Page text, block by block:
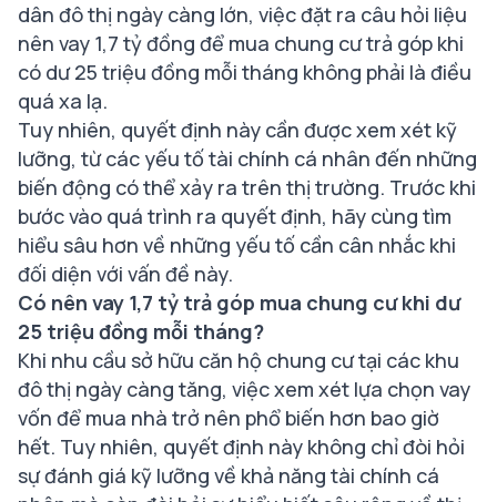
dân đô thị ngày càng lớn, việc đặt ra câu hỏi liệu
nên vay 1,7 tỷ đồng để mua chung cư trả góp khi
có dư 25 triệu đồng mỗi tháng không phải là điều
quá xa lạ.
Tuy nhiên, quyết định này cần được xem xét kỹ
lưỡng, từ các yếu tố tài chính cá nhân đến những
biến động có thể xảy ra trên thị trường. Trước khi
bước vào quá trình ra quyết định, hãy cùng tìm
hiểu sâu hơn về những yếu tố cần cân nhắc khi
đối diện với vấn đề này.
Có nên vay 1,7 tỷ trả góp mua chung cư khi dư
25 triệu đồng mỗi tháng?
Khi nhu cầu sở hữu căn hộ chung cư tại các khu
đô thị ngày càng tăng, việc xem xét lựa chọn vay
vốn để mua nhà trở nên phổ biến hơn bao giờ
hết. Tuy nhiên, quyết định này không chỉ đòi hỏi
sự đánh giá kỹ lưỡng về khả năng tài chính cá